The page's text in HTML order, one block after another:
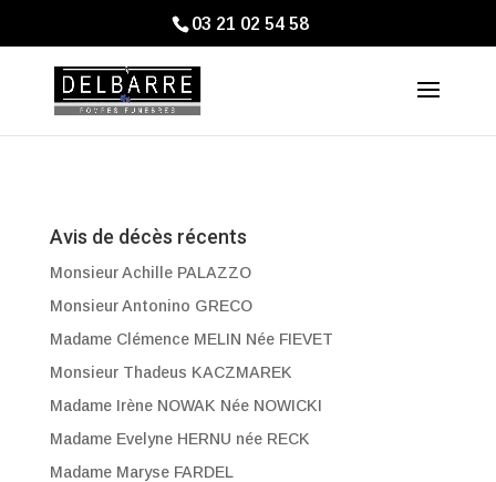
03 21 02 54 58
Avis de décès récents
Monsieur Achille PALAZZO
Monsieur Antonino GRECO
Madame Clémence MELIN Née FIEVET
Monsieur Thadeus KACZMAREK
Madame Irène NOWAK Née NOWICKI
Madame Evelyne HERNU née RECK
Madame Maryse FARDEL